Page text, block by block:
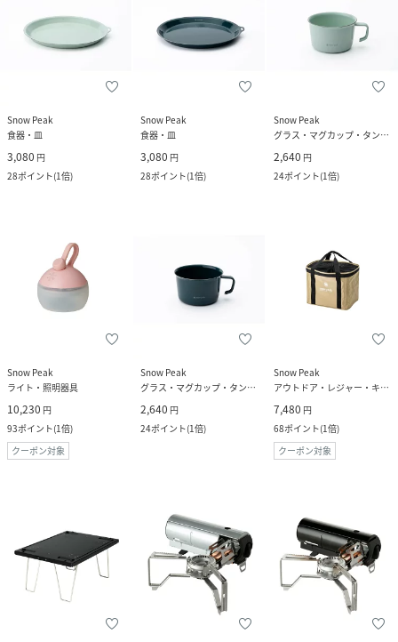
Snow Peak
食器・皿
3,080 円
28ポイント(1倍)
Snow Peak
食器・皿
3,080 円
28ポイント(1倍)
Snow Peak
グラス・マグカップ・タンブラー
2,640 円
24ポイント(1倍)
Snow Peak
ライト・照明器具
10,230 円
93ポイント(1倍)
クーポン対象
Snow Peak
グラス・マグカップ・タンブラー
2,640 円
24ポイント(1倍)
Snow Peak
アウトドア・レジャー・キャンプ用品
7,480 円
68ポイント(1倍)
クーポン対象